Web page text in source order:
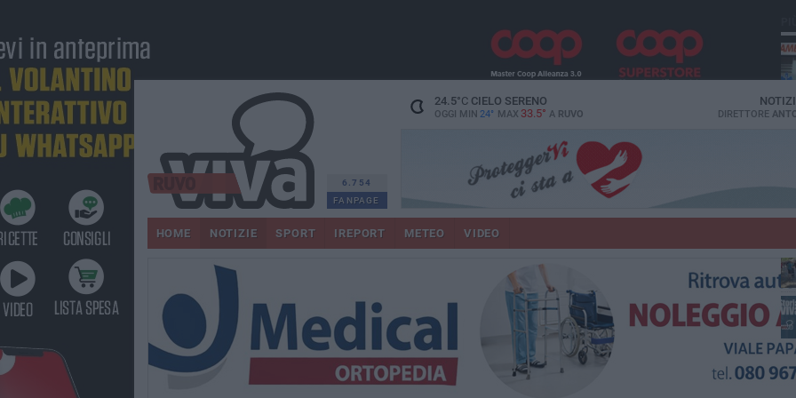
6.754
FANPAGE
24.5°CCIELO SERENO
OGGI MIN 24° MAX 33.5° A RUVO DIRETTORE
HOME NOTIZIE SPORT IREPORT METEO VIDEO